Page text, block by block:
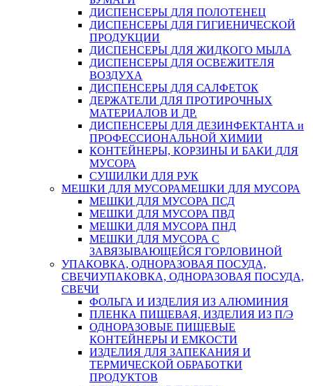
ДИСПЕНСЕРЫ ДЛЯ ПОЛОТЕНЕЦ
ДИСПЕНСЕРЫ ДЛЯ ГИГИЕНИЧЕСКОЙ
ПРОДУКЦИИ
ДИСПЕНСЕРЫ ДЛЯ ЖИДКОГО МЫЛА
ДИСПЕНСЕРЫ ДЛЯ ОСВЕЖИТЕЛЯ
ВОЗДУХА
ДИСПЕНСЕРЫ ДЛЯ САЛФЕТОК
ДЕРЖАТЕЛИ ДЛЯ ПРОТИРОЧНЫХ
МАТЕРИАЛОВ И ДР.
ДИСПЕНСЕРЫ ДЛЯ ДЕЗИНФЕКТАНТА и
ПРОФЕССИОНАЛЬНОЙ ХИМИИ
КОНТЕЙНЕРЫ, КОРЗИНЫ И БАКИ ДЛЯ
МУСОРА
СУШИЛКИ ДЛЯ РУК
МЕШКИ ДЛЯ МУСОРАМЕШКИ ДЛЯ МУСОРА
МЕШКИ ДЛЯ МУСОРА ПСД
МЕШКИ ДЛЯ МУСОРА ПВД
МЕШКИ ДЛЯ МУСОРА ПНД
МЕШКИ ДЛЯ МУСОРА С
ЗАВЯЗЫВАЮЩЕЙСЯ ГОРЛОВИНОЙ
УПАКОВКА, ОДНОРАЗОВАЯ ПОСУДА,
СВЕЧИУПАКОВКА, ОДНОРАЗОВАЯ ПОСУДА,
СВЕЧИ
ФОЛЬГА И ИЗДЕЛИЯ ИЗ АЛЮМИНИЯ
ПЛЕНКА ПИЩЕВАЯ, ИЗДЕЛИЯ ИЗ П/Э
ОДНОРАЗОВЫЕ ПИЩЕВЫЕ
КОНТЕЙНЕРЫ И ЕМКОСТИ
ИЗДЕЛИЯ ДЛЯ ЗАПЕКАНИЯ И
ТЕРМИЧЕСКОЙ ОБРАБОТКИ
ПРОДУКТОВ